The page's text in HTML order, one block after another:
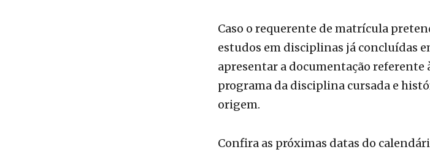
apresentar a documentação referente
programa da disciplina cursada e
origem.
Confira as próximas datas do
30 de janeiro – a partir das 15